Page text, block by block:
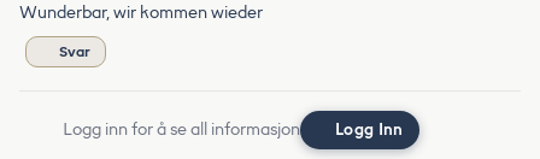
Wunderbar, wir kommen wieder
Svar
Logg inn for å se all informasjon Logg Inn